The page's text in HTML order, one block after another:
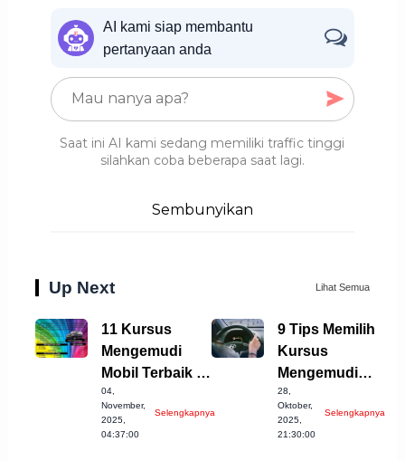
AI kami siap membantu
pertanyaan anda
Saat ini AI kami sedang memiliki traffic tinggi
silahkan coba beberapa saat lagi.
Sembunyikan
Up Next Lihat Semua
11 Kursus
Mengemudi
Mobil Terbaik di
Sukabumi yang
Wajib Dicoba!
04,
November,
2025,
04:37:00
Selengkapnya
9 Tips Memilih
Kursus
Mengemudi
Mobil Terbaik di
Cilegon
28,
Oktober,
2025,
21:30:00
Selengkapnya